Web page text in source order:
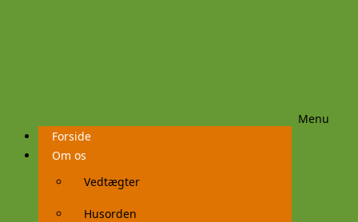
Menu
Videre
til
indhold
Forside
Om os
Vedtægter
Husorden